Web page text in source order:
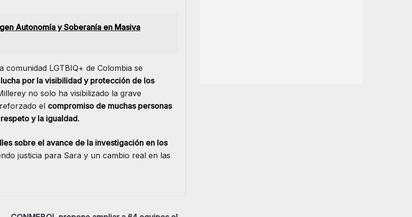
Autonomía y Soberanía en Masiva
comunidad LGTBIQ+ de Colombia se
por la visibilidad y protección de los
no solo ha visibilizado la grave
el compromiso de muchas personas
y la igualdad.
sobre el avance de la investigación en los
justicia para Sara y un cambio real en las